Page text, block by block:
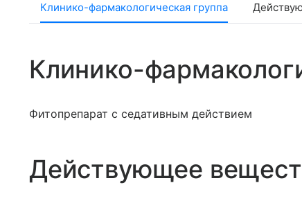
Клинико-фармакологическая группа
Клинико-
Фитопрепарат с седативным действием
Действующее